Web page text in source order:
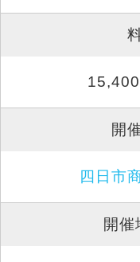
開
四日市
開催